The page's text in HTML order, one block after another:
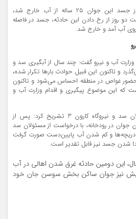
خسروی با بیان اینکه امروز جسد این جوان 25 ساله از آب خارج شد،
روز از رخ‌ دادن این حادثه، جسد در فاصله
وزارت آب و نیرو گفت: چند سال از آبگیری سد و
در منطقه می‌گذرد و تاکنون این قبیل حوادث بارها تکرار شده،
حضور غواص در منطقه احساس می‌شود و تا‌کنون
که این موضوع پیگیری و اقدام وزارت آب و
خسروی با تقدیر از مسئولان سد و نیروگاه کارون 3 تشریح کرد: پس از
در رودخانه، با درخواست از مسئولان سد
دریچه‌ها و کم شدن آب پایین‌دست صورت گرفت
شدن جسد نیز قابل تقدیر است.
به‌حال، این دومین حادثه غرق شدن اهالی در آب
نیز جوان ساکن بخش سوسن جان خود